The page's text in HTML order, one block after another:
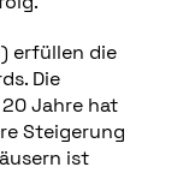
erfüllen die
Die
Jahre hat
Steigerung
ist